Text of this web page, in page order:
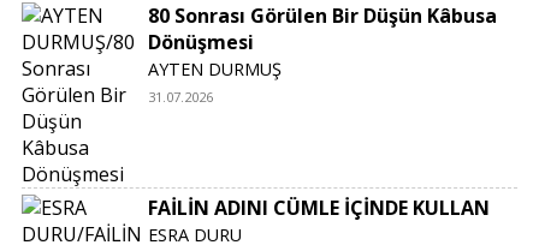
80 Sonrası Görülen Bir Düşün Kâbusa
Dönüşmesi
AYTEN DURMUŞ
31.07.2026
FAİLİN ADINI CÜMLE İÇİNDE KULLAN
ESRA DURU